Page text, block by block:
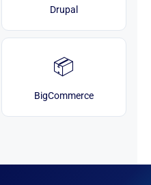
Drupal
📦
BigCommerce